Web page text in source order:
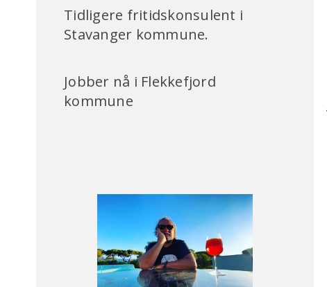
Tidligere fritidskonsulent i
Stavanger kommune.
Jobber nå i Flekkefjord
kommune